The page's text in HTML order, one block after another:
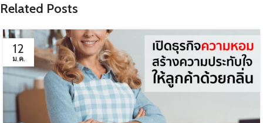
Related Posts
12
ม.ค.